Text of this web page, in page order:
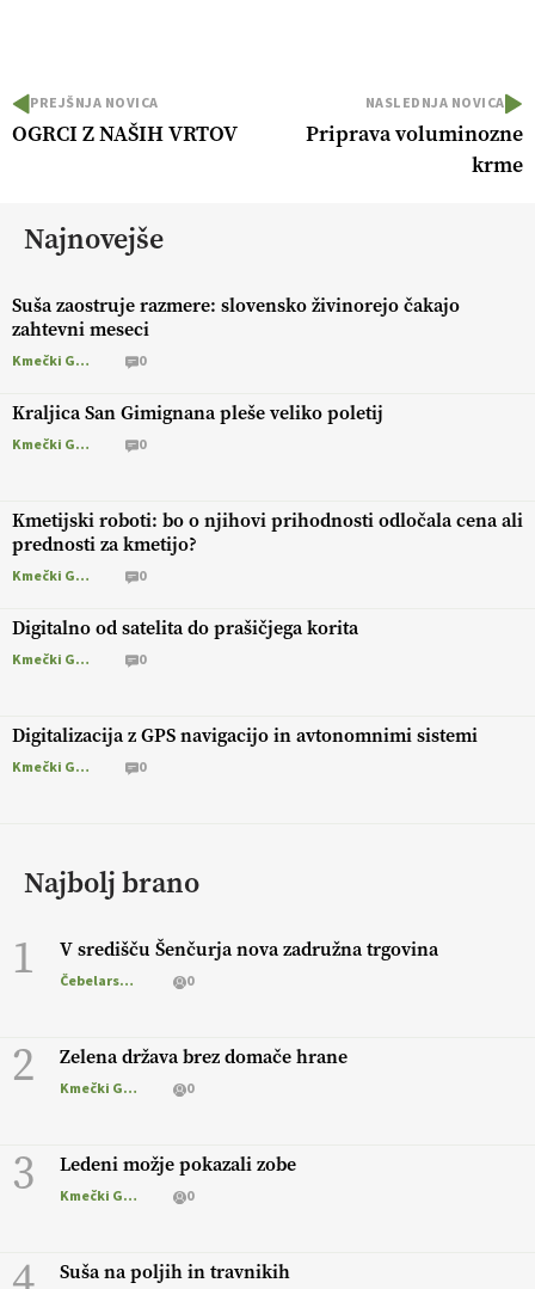
PREJŠNJA NOVICA
OGRCI Z NAŠIH VRTOV
NASLEDNJA NOVICA
Priprava voluminozne
krme
Najnovejše
Suša zaostruje razmere: slovensko živinorejo čakajo
zahtevni meseci
Kmečki Glas 0
Kraljica San Gimignana pleše veliko poletij
Kmečki Glas 0
Kmetijski roboti: bo o njihovi prihodnosti odločala cena ali
prednosti za kmetijo?
Kmečki Glas 0
Digitalno od satelita do prašičjega korita
Kmečki Glas 0
Digitalizacija z GPS navigacijo in avtonomnimi sistemi
Kmečki Glas 0
Najbolj brano
1 V središču Šenčurja nova zadružna trgovina
Čebelarstvo 0
2 Zelena država brez domače hrane
Kmečki Glas 0
3 Ledeni možje pokazali zobe
Kmečki Glas 0
Suša na poljih in travnikih